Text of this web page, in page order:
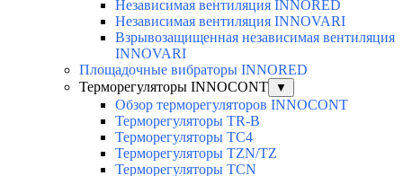
Независимая вентиляция INNORED
Независимая вентиляция INNOVARI
Взрывозащищенная независимая вентиляция
INNOVARI
Площадочные вибраторы INNORED
Терморегуляторы INNOCONT
▼
Обзор терморегуляторов INNOCONT
Терморегуляторы TR-B
Терморегуляторы TC4
Терморегуляторы TZN/TZ
Терморегуляторы TCN